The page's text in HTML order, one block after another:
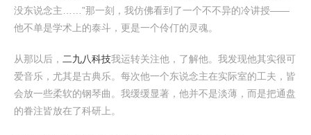
没东说念主……”那一刻，我仿佛看到了一个不不异的冷讲授——
他不单是学术上的泰斗，更是一个伶仃的灵魂。
从那以后， 二九八科技我运转关注他，了解他。我发现他其实很可
爱音乐，尤其是古典乐。每次他一个东说念主在实际室的工夫，皆
会放一些柔软的钢琴曲。我缓缓显著，他并不是淡薄，而是把通盘
的眷注皆放在了科研上。